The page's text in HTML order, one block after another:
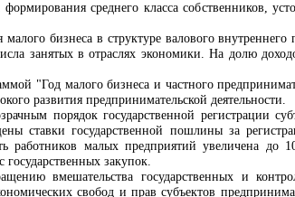
среднего класса собственников,
малого бизнеса в структуре валового
занятых в отраслях экономики. На долю
"Год малого бизнеса и частного
развития предпринимательской деятельности.
порядок государственной регистрации
ставки государственной пошлины за
работников малых предприятий увеличена
государственных закупок.
вмешательства государственных и
свобод и прав субъектов